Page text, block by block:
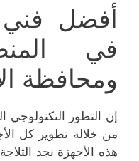
أفضل فني
في
ومحافظة
إن التطور التكنولوجي
من خلاله تطوير كل
هذه الأجهزة نجد